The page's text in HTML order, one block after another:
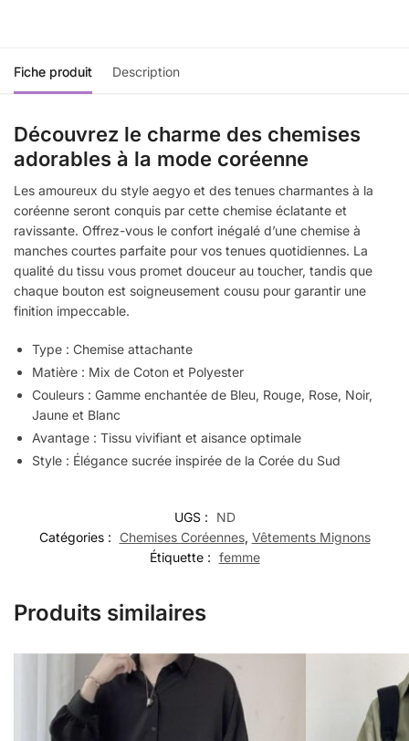
Fiche produit Description
Découvrez le charme des chemises
adorables à la mode coréenne
Les amoureux du style aegyo et des tenues charmantes à la
coréenne seront conquis par cette chemise éclatante et
ravissante. Offrez-vous le confort inégalé d’une chemise à
manches courtes parfaite pour vos tenues quotidiennes. La
qualité du tissu vous promet douceur au toucher, tandis que
chaque bouton est soigneusement cousu pour garantir une
finition impeccable.
Type : Chemise attachante
Matière : Mix de Coton et Polyester
Couleurs : Gamme enchantée de Bleu, Rouge, Rose, Noir,
Jaune et Blanc
Avantage : Tissu vivifiant et aisance optimale
Style : Élégance sucrée inspirée de la Corée du Sud
UGS :
ND
Catégories :
Chemises Coréennes, Vêtements Mignons
Étiquette : femme
Produits similaires